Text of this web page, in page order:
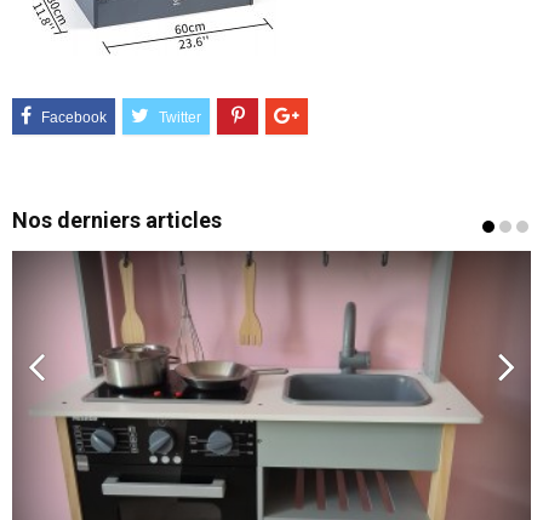
Nos derniers articles